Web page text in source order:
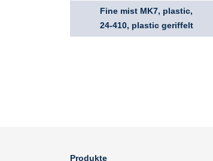
Fine mist MK7, plastic,
24-410, plastic geriffelt
Produkte